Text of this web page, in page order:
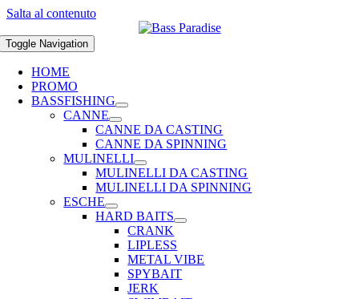
Salta al contenuto
Toggle Navigation
HOME
PROMO
BASSFISHING
CANNE
CANNE DA CASTING
CANNE DA SPINNING
MULINELLI
MULINELLI DA CASTING
MULINELLI DA SPINNING
ESCHE
HARD BAITS
CRANK
LIPLESS
METAL VIBE
SPYBAIT
JERK